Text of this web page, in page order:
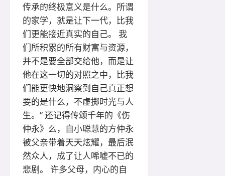
传承的终极意义是什么。所谓
的家学，就是让下一代，比我
们更能接近真实的自己。 我
们所积累的所有财富与资源，
并不是要全部交给他，而是让
他在这一切的对照之中，比我
们能更快地洞察到自己真正想
要的是什么，不虚掷时光与人
生。” 还记得传颂千年的《伤
仲永》么，自小聪慧的方仲永
被父亲带着天天炫耀，最后泯
然众人，成了让人唏嘘不已的
悲剧。 许多父母，内心的自